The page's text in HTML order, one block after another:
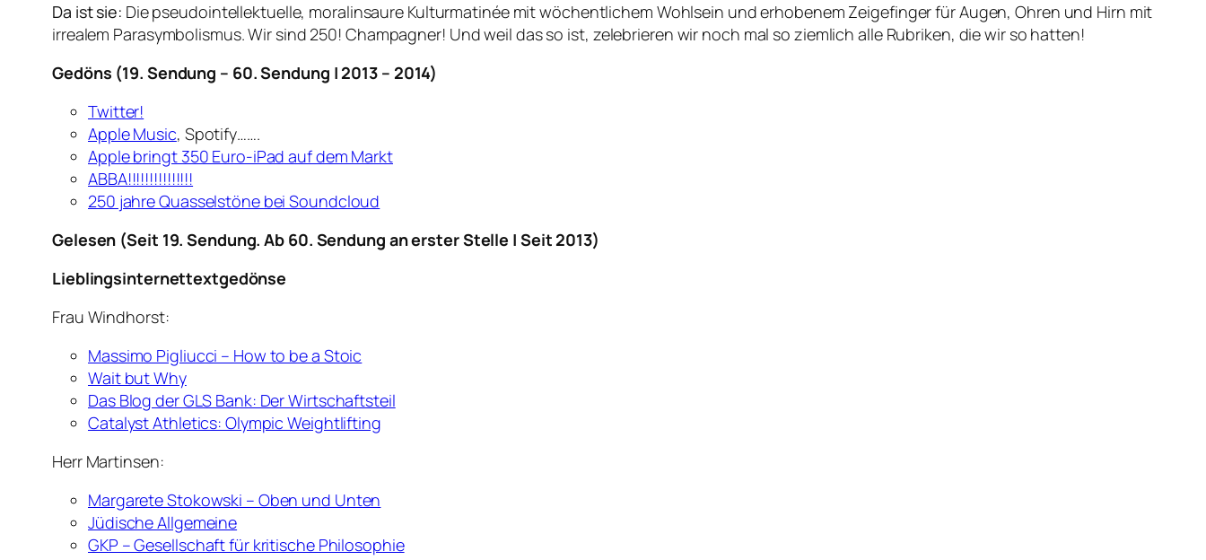
Da ist sie: Die pseudointellektuelle, moralinsaure Kulturmatinée mit wöchentlichem Wohlsein und erhobenem Zeigefinger für Augen, Ohren und Hirn mit
irrealem Parasymbolismus. Wir sind 250! Champagner! Und weil das so ist, zelebrieren wir noch mal so ziemlich alle Rubriken, die wir so hatten!
Gedöns (19. Sendung – 60. Sendung | 2013 – 2014)
Twitter!
Apple Music, Spotify…….
Apple bringt 350 Euro-iPad auf dem Markt
ABBA!!!!!!!!!!!!!!!
250 jahre Quasselstöne bei Soundcloud
Gelesen (Seit 19. Sendung. Ab 60. Sendung an erster Stelle | Seit 2013)
Lieblingsinternettextgedönse
Frau Windhorst:
Massimo Pigliucci – How to be a Stoic
Wait but Why
Das Blog der GLS Bank: Der Wirtschaftsteil
Catalyst Athletics: Olympic Weightlifting
Herr Martinsen:
Margarete Stokowski – Oben und Unten
Jüdische Allgemeine
GKP – Gesellschaft für kritische Philosophie